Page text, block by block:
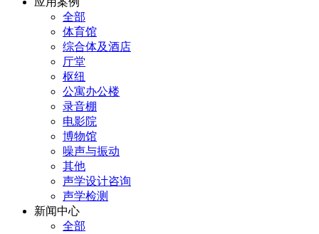
全部
体育馆
综合体及酒店
厅堂
枢纽
公寓办公楼
录音棚
电影院
博物馆
噪声与振动
其他
声学设计咨询
声学检测
新闻中心
全部